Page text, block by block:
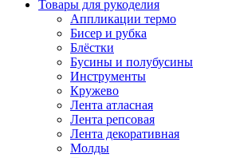
Товары для рукоделия
Аппликации термо
Бисер и рубка
Блёстки
Бусины и полубусины
Инструменты
Кружево
Лента атласная
Лента репсовая
Лента декоративная
Молды